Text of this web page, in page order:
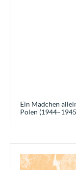
Ein Mädchen
Polen